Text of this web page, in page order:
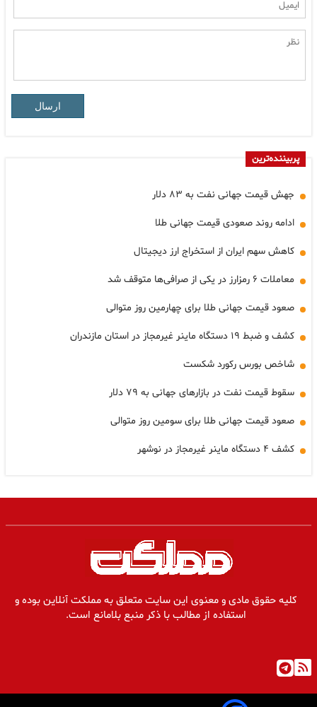
ارسال
پربیننده‌ترین
جهش قیمت جهانی نفت به ۸۳ دلار
ادامه روند صعودی قیمت جهانی طلا
کاهش سهم ایران از استخراج ارز دیجیتال
معاملات ۶ رمزارز در یکی از صرافی‌ها متوقف شد
صعود قیمت جهانی طلا برای چهارمین روز متوالی
کشف و ضبط ۱۹ دستگاه ماینر غیرمجاز در استان مازندران
شاخص بورس رکورد شکست
سقوط قیمت نفت در بازارهای جهانی به ۷۹ دلار
صعود قیمت جهانی طلا برای سومین روز متوالی
کشف ۴ دستگاه ماینر غیرمجاز در نوشهر
کلیه حقوق مادی و معنوی این سایت متعلق به مملکت آنلاین بوده و
استفاده از مطالب با ذکر منبع بلامانع است.